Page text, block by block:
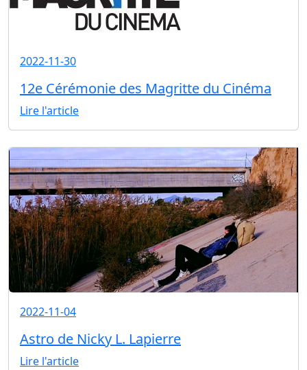
2022-11-30
12e Cérémonie des Magritte du Cinéma
Lire l'article
2022-11-04
Astro de Nicky L. Lapierre
Lire l'article